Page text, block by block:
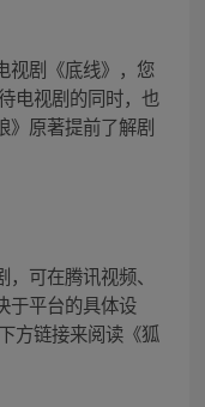
视剧《底线》，您
电视剧的同时，也
》原著提前了解剧
可在腾讯视频、
于平台的具体设
方链接来阅读《狐